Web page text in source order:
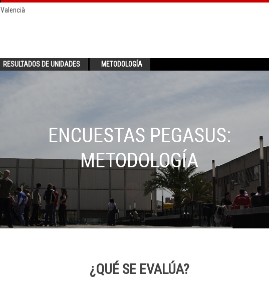
Valencià
RESULTADOS DE UNIDADES METODOLOGÍA
ENCUESTAS PEGASUS:
METODOLOGÍA
¿QUÉ SE EVALÚA?